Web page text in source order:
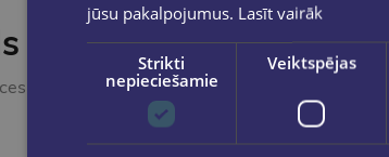
nesen iegādājās
ir pamanījuši citi e-veikala apmeklētāji
jūsu pakalpojumus. Lasīt vairāk
Strikti
nepieciešamie
Veiktspējas